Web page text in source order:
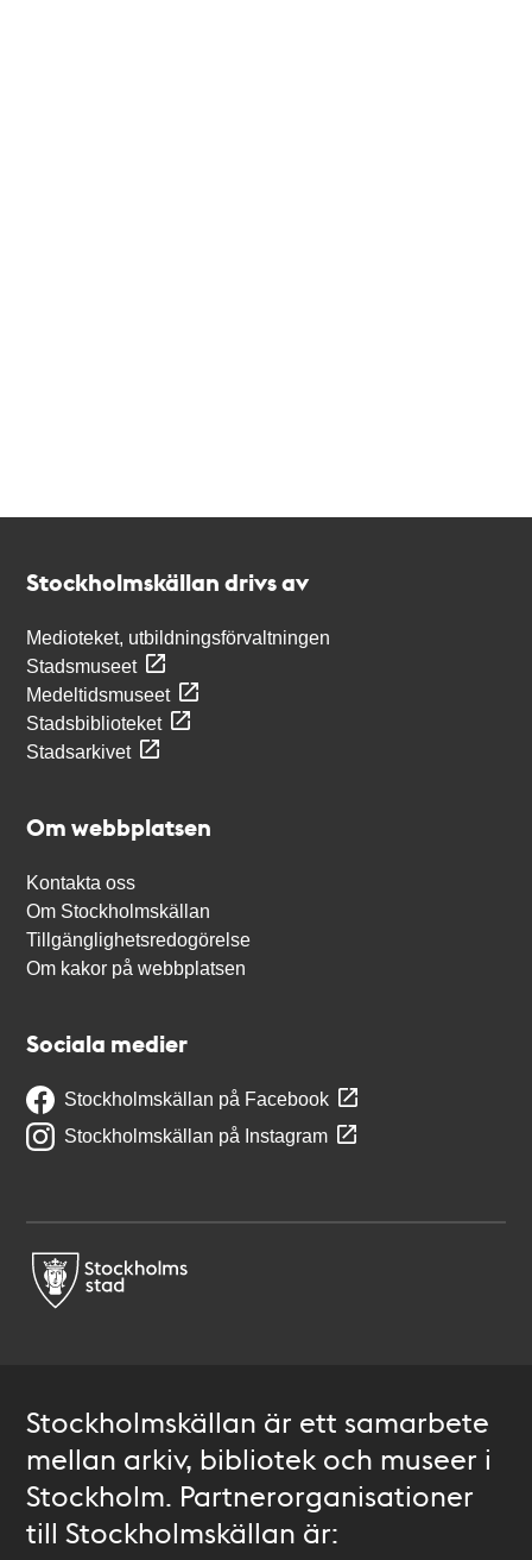
Stockholmskällan drivs av
Medioteket, utbildningsförvaltningen
Stadsmuseet
Medeltidsmuseet
Stadsbiblioteket
Stadsarkivet
Om webbplatsen
Kontakta oss
Om Stockholmskällan
Tillgänglighetsredogörelse
Om kakor på webbplatsen
Sociala medier
Stockholmskällan på Facebook
Stockholmskällan på Instagram
Stockholmskällan är ett samarbete
mellan arkiv, bibliotek och museer i
Stockholm. Partnerorganisationer
till Stockholmskällan är: